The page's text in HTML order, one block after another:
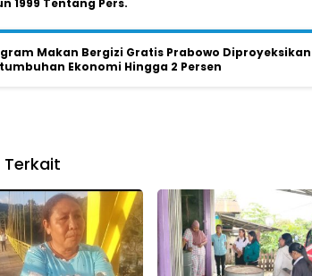
Makan Bergizi Gratis Prabowo
Ekonomi Hingga 2 Persen
Terkait